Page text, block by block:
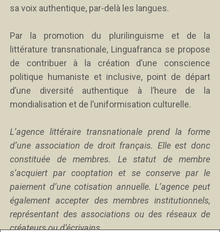
sa voix authentique, par-delà les langues.
Par la promotion du plurilinguisme et de la
littérature transnationale, Linguafranca se propose
de contribuer à la création d’une conscience
politique humaniste et inclusive, point de départ
d’une diversité authentique à l’heure de la
mondialisation et de l’uniformisation culturelle.
L’agence littéraire transnationale prend la forme
d’une association de droit français. Elle est donc
constituée de membres. Le statut de membre
s’acquiert par cooptation et se conserve par le
paiement d’une cotisation annuelle. L’agence peut
également accepter des membres institutionnels,
représentant des associations ou des réseaux de
créateurs ou d’écrivains.